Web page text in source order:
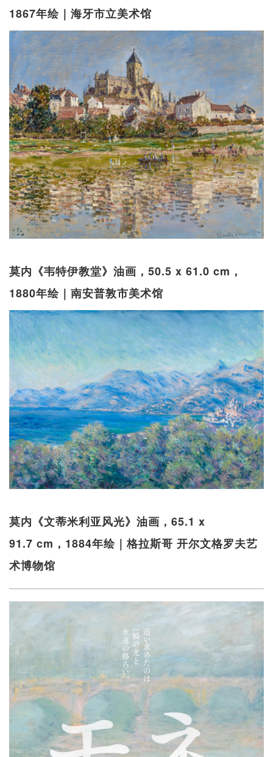
1867年绘｜海牙市立美术馆
莫内《韦特伊教堂》油画，50.5 x 61.0 cm，
1880年绘｜南安普敦市美术馆
莫内《文蒂米利亚风光》油画，65.1 x
91.7 cm，1884年绘｜格拉斯哥 开尔文格罗夫艺
术博物馆